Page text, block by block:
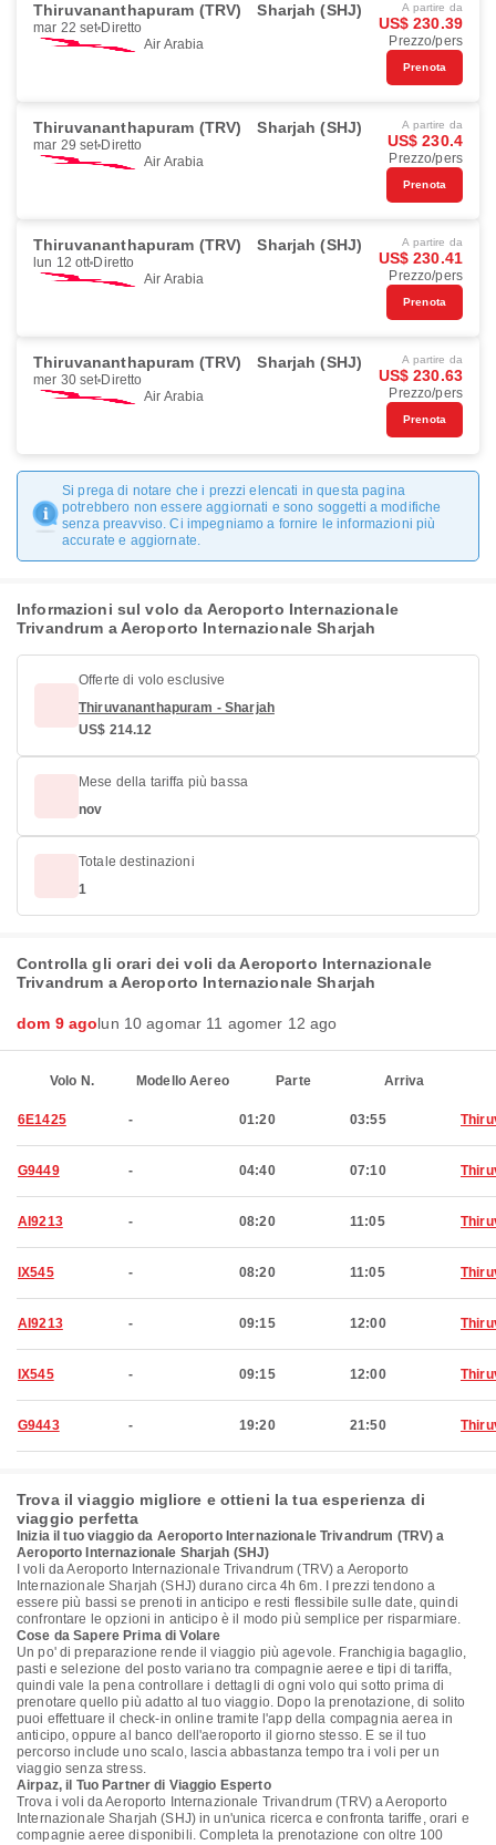
Thiruvananthapuram (TRV) Sharjah (SHJ)
mar 22 set Diretto
Air Arabia
A partire da
US$ 230.39
Prezzo/pers
Prenota
Thiruvananthapuram (TRV) Sharjah (SHJ)
mar 29 set Diretto
Air Arabia
A partire da
US$ 230.4
Prezzo/pers
Prenota
Thiruvananthapuram (TRV) Sharjah (SHJ)
lun 12 ott Diretto
Air Arabia
A partire da
US$ 230.41
Prezzo/pers
Prenota
Thiruvananthapuram (TRV) Sharjah (SHJ)
mer 30 set Diretto
Air Arabia
A partire da
US$ 230.63
Prezzo/pers
Prenota
Si prega di notare che i prezzi elencati in questa pagina
potrebbero non essere aggiornati e sono soggetti a modifiche
senza preavviso. Ci impegniamo a fornire le informazioni più
accurate e aggiornate.
Informazioni sul volo da Aeroporto Internazionale
Trivandrum a Aeroporto Internazionale Sharjah
Offerte di volo esclusive
Thiruvananthapuram - Sharjah
US$ 214.12
Mese della tariffa più bassa
nov
Totale destinazioni
1
Controlla gli orari dei voli da Aeroporto Internazionale
Trivandrum a Aeroporto Internazionale Sharjah
dom 9 agolun 10 agomar 11 agomer 12 ago
Volo N. Modello Aereo Parte Arriva
6E1425 - 01:20 03:55
G9449 - 04:40 07:10
AI9213 - 08:20 11:05
IX545 - 08:20 11:05
AI9213 - 09:15 12:00
IX545 - 09:15 12:00
G9443 - 19:20 21:50
Trova il viaggio migliore e ottieni la tua esperienza di
viaggio perfetta
Inizia il tuo viaggio da Aeroporto Internazionale Trivandrum (TRV) a
Aeroporto Internazionale Sharjah (SHJ)
I voli da Aeroporto Internazionale Trivandrum (TRV) a Aeroporto
Internazionale Sharjah (SHJ) durano circa 4h 6m. I prezzi tendono a
essere più bassi se prenoti in anticipo e resti flessibile sulle date, quindi
confrontare le opzioni in anticipo è il modo più semplice per risparmiare.
Cose da Sapere Prima di Volare
Un po' di preparazione rende il viaggio più agevole. Franchigia bagaglio,
pasti e selezione del posto variano tra compagnie aeree e tipi di tariffa,
quindi vale la pena controllare i dettagli di ogni volo qui sotto prima di
prenotare quello più adatto al tuo viaggio. Dopo la prenotazione, di solito
puoi effettuare il check-in online tramite l'app della compagnia aerea in
anticipo, oppure al banco dell'aeroporto il giorno stesso. E se il tuo
percorso include uno scalo, lascia abbastanza tempo tra i voli per un
viaggio senza stress.
Airpaz, il Tuo Partner di Viaggio Esperto
Trova i voli da Aeroporto Internazionale Trivandrum (TRV) a Aeroporto
Internazionale Sharjah (SHJ) in un'unica ricerca e confronta tariffe, orari e
compagnie aeree disponibili. Completa la prenotazione con oltre 100